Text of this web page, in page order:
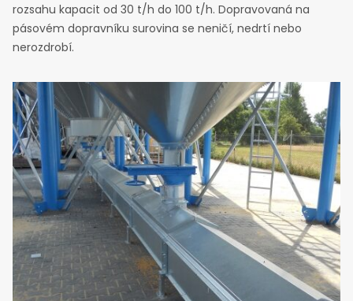
rozsahu kapacit od 30 t/h do 100 t/h. Dopravovaná na
pásovém dopravníku surovina se neničí, nedrtí nebo
nerozdrobí.